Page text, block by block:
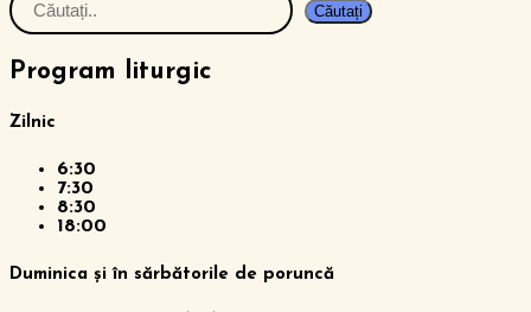
Căutați
Program liturgic
Zilnic
6:30
7:30
8:30
18:00
Duminica și în sărbătorile de poruncă